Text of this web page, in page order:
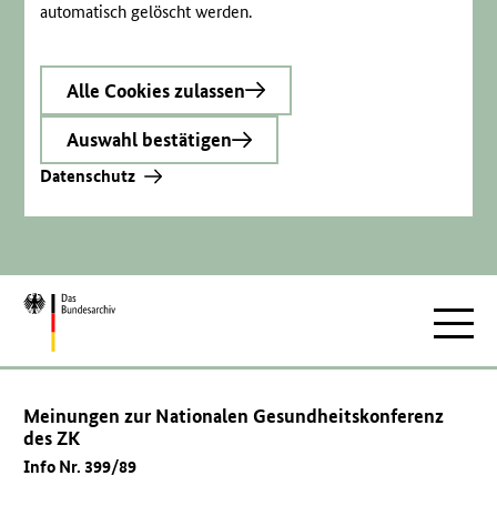
automatisch gelöscht werden.
Alle Cookies zulassen
Auswahl bestätigen
Datenschutz
Zur
Meinungen zur Nationalen Gesundheitskonferenz
des ZK
Info Nr. 399/89